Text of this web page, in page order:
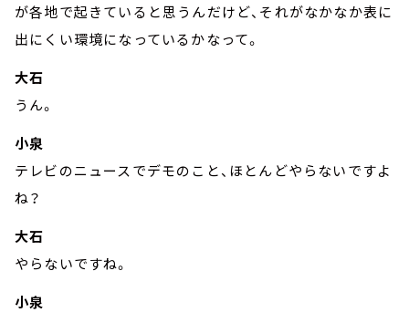
が各地で起きていると思うんだけど、それがなかなか表に
出にくい環境になっているかなって。
大石
うん。
小泉
テレビのニュースでデモのこと、ほとんどやらないですよ
ね？
大石
やらないですね。
小泉